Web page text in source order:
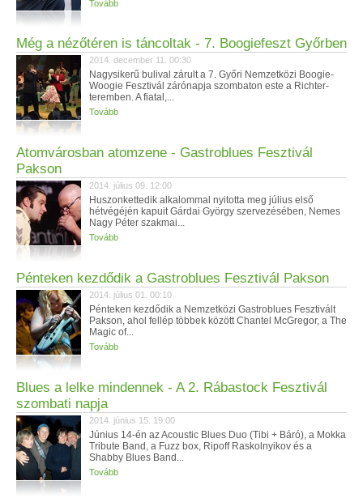
Tovább
Még a nézőtéren is táncoltak - 7. Boogiefeszt Győrben
2014. december 11. 00:30
Nagysikerű bulival zárult a 7. Győri Nemzetközi Boogie-
Woogie Fesztivál zárónapja szombaton este a Richter-
teremben. A fiatal,...
Tovább
Atomvárosban atomzene - Gastroblues Fesztivál
Pakson
2014. július 09. 12:00
Huszonkettedik alkalommal nyitotta meg július első
hétvégéjén kapuit Gárdai György szervezésében, Nemes
Nagy Péter szakmai...
Tovább
Pénteken kezdődik a Gastroblues Fesztivál Pakson
2014. július 01. 00:10
Pénteken kezdődik a Nemzetközi Gastroblues Fesztivált
Pakson, ahol fellép többek között Chantel McGregor, a The
Magic of...
Tovább
Blues a lelke mindennek - A 2. Rábastock Fesztivál
szombati napja
2014. június 15. 19:00
Június 14-én az Acoustic Blues Duo (Tibi + Báró), a Mokka
Tribute Band, a Fuzz box, Ripoff Raskolnyikov és a
Shabby Blues Band...
Tovább